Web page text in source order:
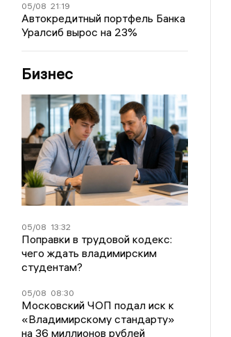
05/08 21:19
Автокредитный портфель Банка
Уралсиб вырос на 23%
Бизнес
05/08 13:32
Поправки в трудовой кодекс:
чего ждать владимирским
студентам?
05/08 08:30
Московский ЧОП подал иск к
«Владимирскому стандарту»
на 36 миллионов рублей